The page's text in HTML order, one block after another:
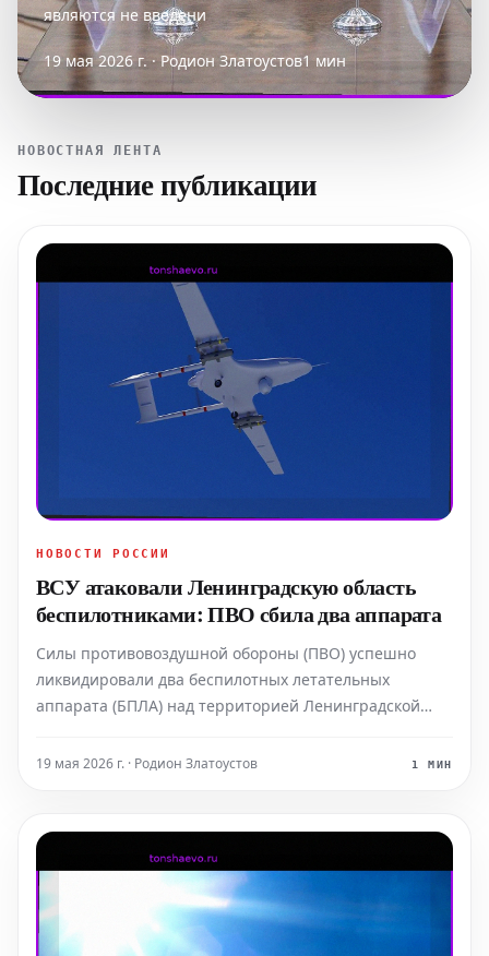
являются не введени
19 мая 2026 г. · Родион Златоустов1 мин
НОВОСТНАЯ ЛЕНТА
Последние публикации
НОВОСТИ РОССИИ
ВСУ атаковали Ленинградскую область
беспилотниками: ПВО сбила два аппарата
Силы противовоздушной обороны (ПВО) успешно
ликвидировали два беспилотных летательных
аппарата (БПЛА) над территорией Ленинградской
проинформировал глава региона Александр
19 мая 2026 г. · Родион Златоустов 1 МИН